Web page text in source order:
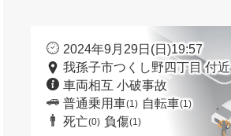
2024年9月29日(日)19:57
我孫子市つくし野四丁目 付近
車両相互 小破事故
普通乗用車(1) 自転車(1)
死亡(0) 負傷(1)